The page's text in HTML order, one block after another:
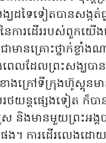
ដទៃទៀតបានសង្កត់ធ្
ារដើររបស់ពួកយើងន
មានគ្រោះថ្នាក់ខ្លាំង
េលដែលព្រះសង្ឃបាន
ាងក្រៅទីក្រុងហ៊ូស្តុនម
យន្តផ្សេងទៀត ក៏បា
និងមានមួយព្រះអង្គ
។ ការដើរលេងដោយ